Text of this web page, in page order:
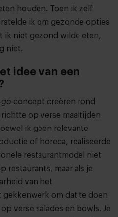
houden. Toen ik zelf
ik om gezonde opties
ik niet gezond wilde eten,
niet.
idee van een
go-concept creëren rond
op verse maaltijden
ik geen relevante
of horeca, realiseerde
restaurantmodel niet
restaurants, maar als je
van het
gekkenwerk om dat te doen
verse salades en bowls. Je